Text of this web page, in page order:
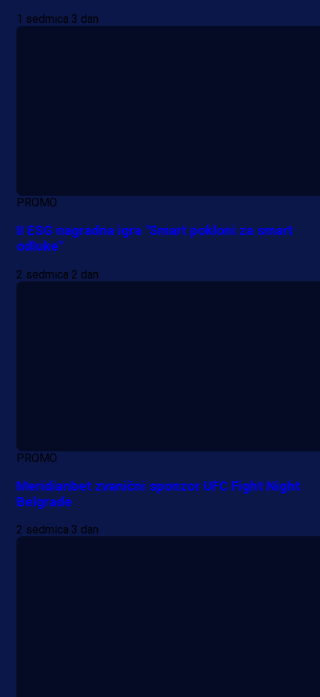
1 sedmica 3 dan
PROMO
II ESG nagradna igra "Smart pokloni za smart
odluke"
2 sedmica 2 dan
PROMO
Meridianbet zvanični sponzor UFC Fight Night
Belgrade
2 sedmica 3 dan